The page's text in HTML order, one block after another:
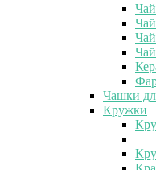
Чашки
Кружки